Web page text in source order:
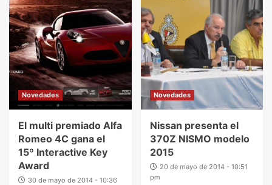
Novedades
El multi premiado Alfa
Romeo 4C gana el
15º Interactive Key
Award
30 de mayo de 2014 - 10:36
Novedades
Nissan presenta el
370Z NISMO modelo
2015
20 de mayo de 2014 - 10:51
pm